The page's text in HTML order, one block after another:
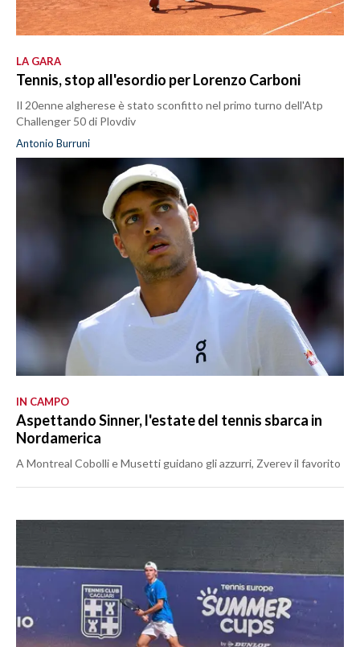
LA GARA
Tennis, stop all'esordio per Lorenzo Carboni
Il 20enne algherese è stato sconfitto nel primo turno dell'Atp
Challenger 50 di Plovdiv
Antonio Burruni
IN CAMPO
Aspettando Sinner, l'estate del tennis sbarca in
Nordamerica
A Montreal Cobolli e Musetti guidano gli azzurri, Zverev il favorito